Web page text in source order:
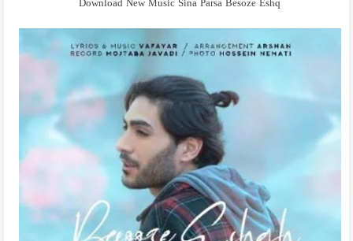
Download New Music Sina Parsa Besoze Eshq